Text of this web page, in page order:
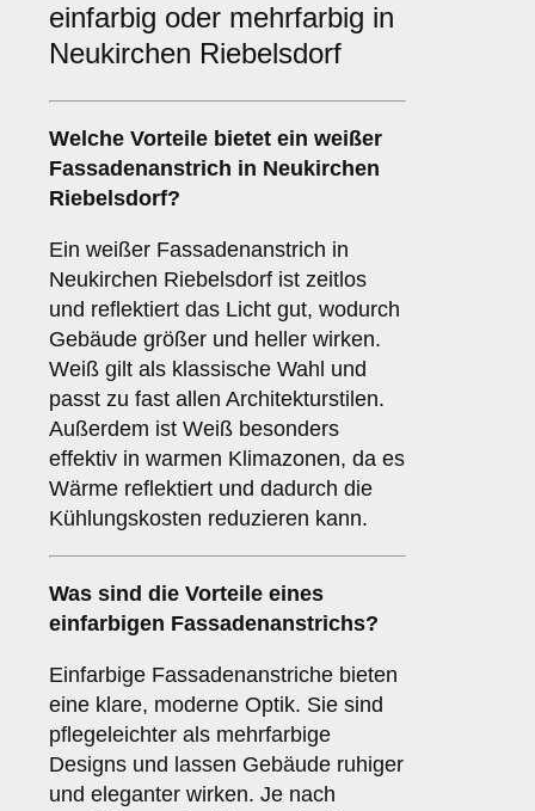
einfarbig oder mehrfarbig in
Neukirchen Riebelsdorf
Welche Vorteile bietet ein weißer
Fassadenanstrich in Neukirchen
Riebelsdorf?
Ein weißer Fassadenanstrich in
Neukirchen Riebelsdorf ist zeitlos
und reflektiert das Licht gut, wodurch
Gebäude größer und heller wirken.
Weiß gilt als klassische Wahl und
passt zu fast allen Architekturstilen.
Außerdem ist Weiß besonders
effektiv in warmen Klimazonen, da es
Wärme reflektiert und dadurch die
Kühlungskosten reduzieren kann.
Was sind die Vorteile eines
einfarbigen Fassadenanstrichs?
Einfarbige Fassadenanstriche bieten
eine klare, moderne Optik. Sie sind
pflegeleichter als mehrfarbige
Designs und lassen Gebäude ruhiger
und eleganter wirken. Je nach